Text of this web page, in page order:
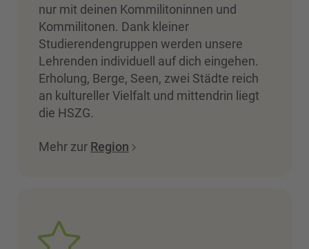
nur mit deinen Kommilitoninnen und
Kommilitonen. Dank kleiner
Studierendengruppen werden unsere
Lehrenden individuell auf dich eingehen.
Erholung, Berge, Seen, zwei Städte reich
an kultureller Vielfalt und mittendrin liegt
die HSZG.
Mehr zur Region